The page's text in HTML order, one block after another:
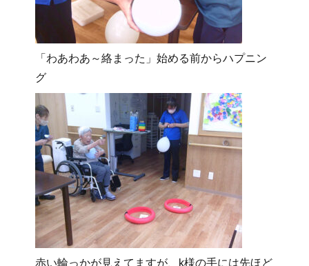
「わあわあ～絡まった」始める前からハプニン
グ
赤い輪っかが見えてますが、k様の手には先ほど